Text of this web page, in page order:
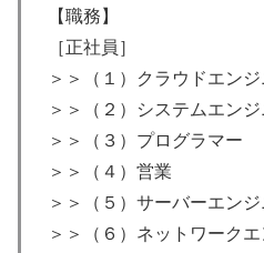
【職務】
［正社員］
＞＞（１）クラウドエンジ
＞＞（２）システムエンジ
＞＞（３）プログラマー
＞＞（４）営業
＞＞（５）サーバーエンジ
＞＞（６）ネットワーク